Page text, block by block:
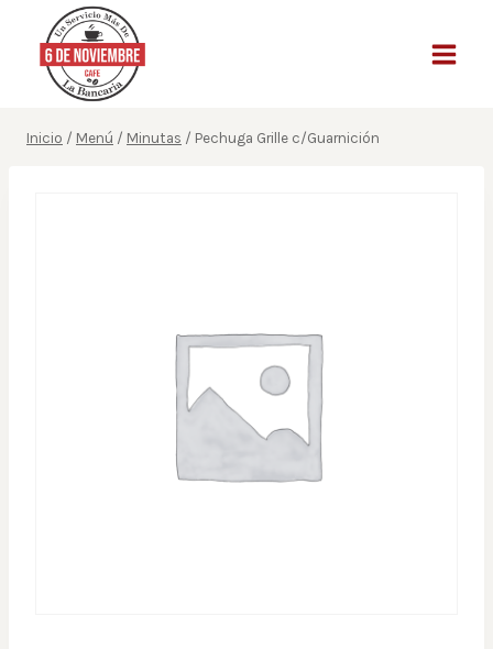
contenido
Inicio / Menú / Minutas / Pechuga Grille c/Guarnición